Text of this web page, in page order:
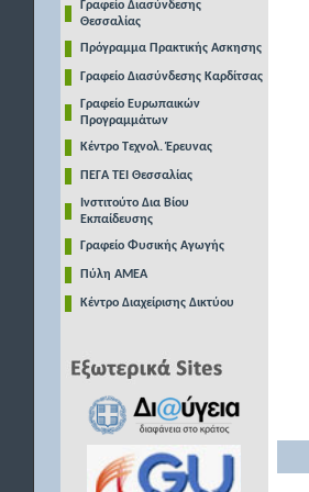
Γραφείο Διασύνδεσης
Θεσσαλίας
Πρόγραμμα Πρακτικής Ασκησης
Γραφείο Διασύνδεσης Καρδίτσας
Γραφείο Ευρωπαικών
Προγραμμάτων
Κέντρο Τεχνολ. Έρευνας
ΠΕΓΑ ΤΕΙ Θεσσαλίας
Ινστιτούτο Δια Βίου
Εκπαίδευσης
Γραφείο Φυσικής Αγωγής
Πύλη ΑΜΕΑ
Κέντρο Διαχείρισης Δικτύου